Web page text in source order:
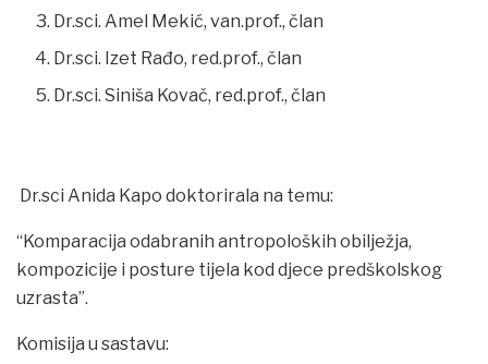
Dr.sci. Amel Mekić, van.prof., član
Dr.sci. Izet Rađo, red.prof., član
Dr.sci. Siniša Kovač, red.prof., član
Dr.sci Anida Kapo doktorirala na temu:
“Komparacija odabranih antropoloških obilježja,
kompozicije i posture tijela kod djece predškolskog
uzrasta”.
Komisija u sastavu: